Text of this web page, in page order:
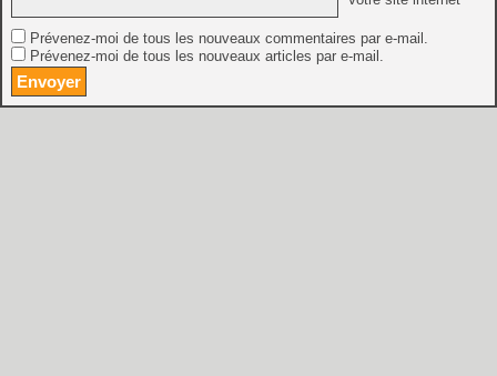
Prévenez-moi de tous les nouveaux commentaires par e-mail.
Prévenez-moi de tous les nouveaux articles par e-mail.